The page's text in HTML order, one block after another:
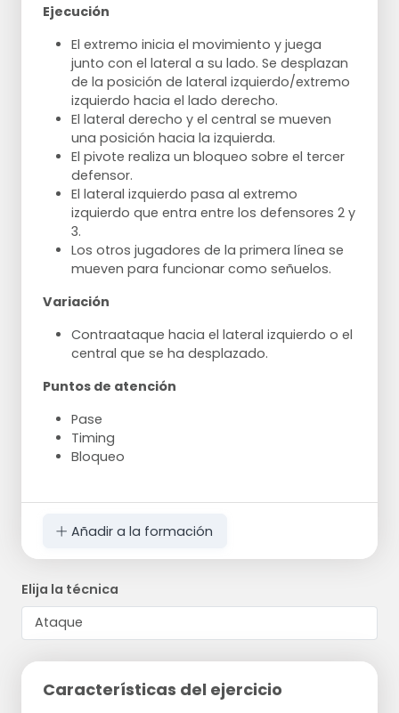
Ejecución
El extremo inicia el movimiento y juega
junto con el lateral a su lado. Se desplazan
de la posición de lateral izquierdo/extremo
izquierdo hacia el lado derecho.
El lateral derecho y el central se mueven
una posición hacia la izquierda.
El pivote realiza un bloqueo sobre el tercer
defensor.
El lateral izquierdo pasa al extremo
izquierdo que entra entre los defensores 2 y
3.
Los otros jugadores de la primera línea se
mueven para funcionar como señuelos.
Variación
Contraataque hacia el lateral izquierdo o el
central que se ha desplazado.
Puntos de atención
Pase
Timing
Bloqueo
Añadir a la formación
Elija la técnica
Características del ejercicio